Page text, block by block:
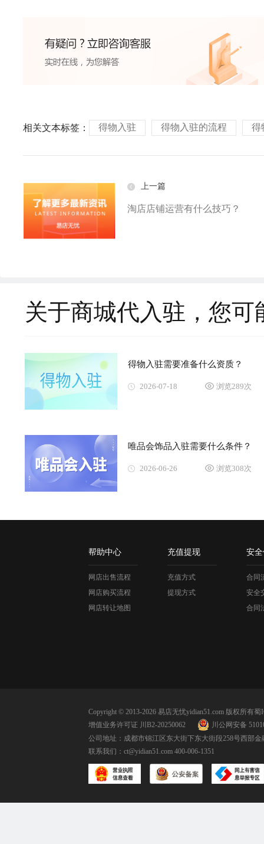
相关文本标签： 得物入驻 得物入驻的流程 得
上一篇
淘店店铺运营有什么技巧？
关于商城代入驻，您可
得物入驻需要准备什么资质？
2026-07-18 浏览289次
唯品会饰品入驻需要什么条件？
2026-06-26 浏览308次
帮助中心
网店出售流程
网店购买流程
网店转让地图
充值提现
充值方式
提现方式
安
合同
安全
合同
Copyright © 2013-2026 易店无忧yidian51.com 版权所有蜀
增值业务许可证 川B2-20250062
川公网安备
公司地址：成都市锦江区东大街下东大街段258号西部金
联系我们： ct@yidian51.com 400-006-1351